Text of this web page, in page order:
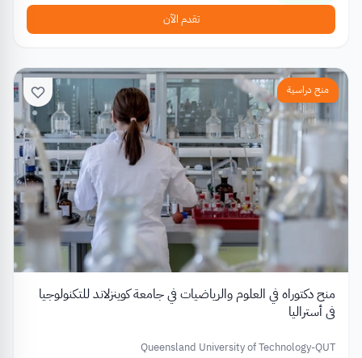
تقدم الآن
منح دراسية
منح دكتوراه في العلوم والرياضيات في جامعة كوينزلاند للتكنولوجيا
في أستراليا
Queensland University of Technology-QUT